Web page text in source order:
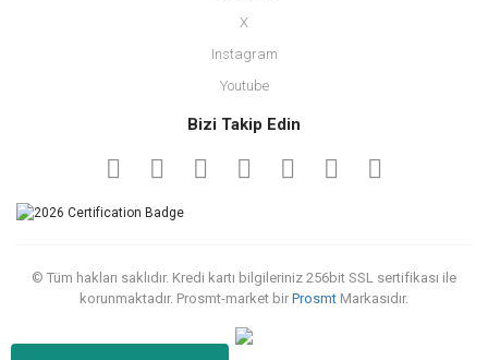
X
Instagram
Youtube
Bizi Takip Edin
© Tüm hakları saklıdır. Kredi kartı bilgileriniz 256bit SSL sertifikası ile
korunmaktadır. Prosmt-market bir Prosmt Markasıdır.